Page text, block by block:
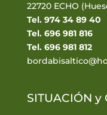
22720 ECHO
Tel. 974 34 89 40
Tel. 696 981 816
Tel. 696 981 812
SITUACIÓN y